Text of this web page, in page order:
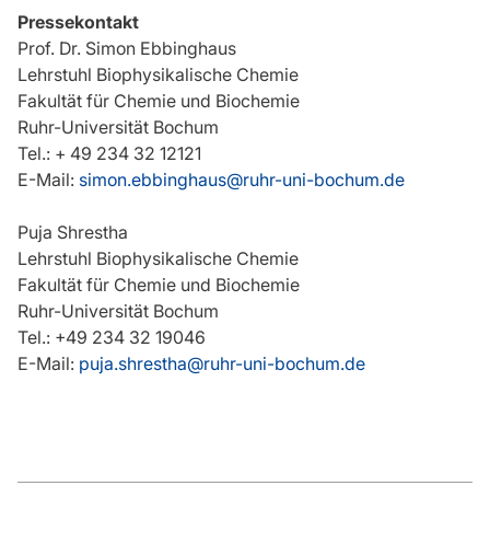
Pressekontakt
Prof. Dr. Simon Ebbinghaus
Lehrstuhl Biophysikalische Chemie
Fakultät für Chemie und Biochemie
Ruhr-Universität Bochum
Tel.: + 49 234 32 12121
E-Mail: simon.ebbinghaus@ruhr-uni-bochum.de
Puja Shrestha
Lehrstuhl Biophysikalische Chemie
Fakultät für Chemie und Biochemie
Ruhr-Universität Bochum
Tel.: +49 234 32 19046
E-Mail: puja.shrestha@ruhr-uni-bochum.de